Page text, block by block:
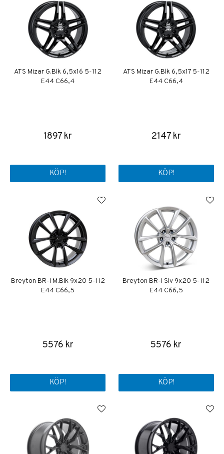
ATS Mizar G.Blk 6,5x16 5-112
E44 C66,4
1897 kr
KÖP!
ATS Mizar G.Blk 6,5x17 5-112
E44 C66,4
2147 kr
KÖP!
Breyton BR-I M.Blk 9x20 5-112
E44 C66,5
5576 kr
KÖP!
Breyton BR-I Slv 9x20 5-112
E44 C66,5
5576 kr
KÖP!